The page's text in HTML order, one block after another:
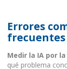
Errores
frecuentes
Medir la IA por
qué problema